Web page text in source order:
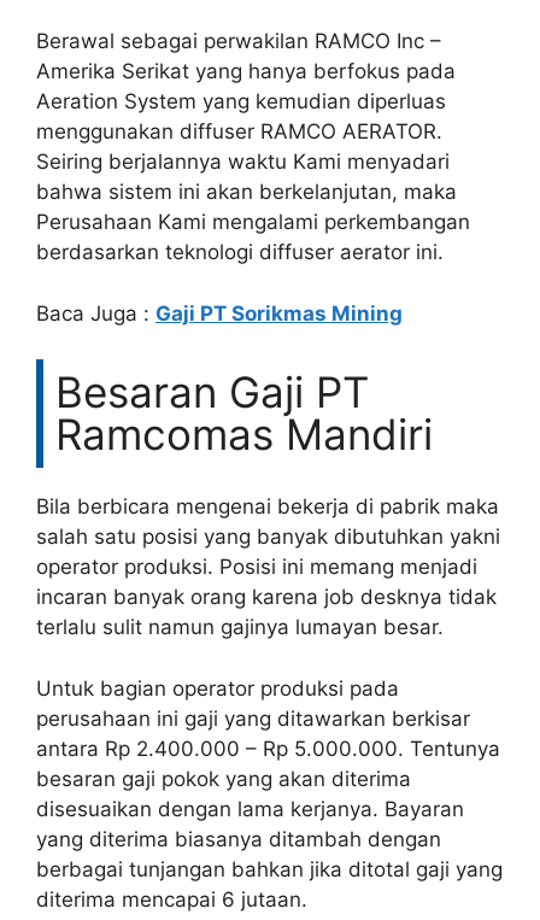
Berawal sebagai perwakilan RAMCO Inc –
Amerika Serikat yang hanya berfokus pada
Aeration System yang kemudian diperluas
menggunakan diffuser RAMCO AERATOR.
Seiring berjalannya waktu Kami menyadari
bahwa sistem ini akan berkelanjutan, maka
Perusahaan Kami mengalami perkembangan
berdasarkan teknologi diffuser aerator ini.
Baca Juga : Gaji PT Sorikmas Mining
Besaran Gaji PT
Ramcomas Mandiri
Bila berbicara mengenai bekerja di pabrik maka
salah satu posisi yang banyak dibutuhkan yakni
operator produksi. Posisi ini memang menjadi
incaran banyak orang karena job desknya tidak
terlalu sulit namun gajinya lumayan besar.
Untuk bagian operator produksi pada
perusahaan ini gaji yang ditawarkan berkisar
antara Rp 2.400.000 – Rp 5.000.000. Tentunya
besaran gaji pokok yang akan diterima
disesuaikan dengan lama kerjanya. Bayaran
yang diterima biasanya ditambah dengan
berbagai tunjangan bahkan jika ditotal gaji yang
diterima mencapai 6 jutaan.